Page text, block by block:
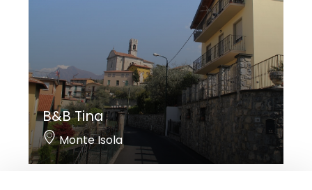
B&B Tina
Monte Isola